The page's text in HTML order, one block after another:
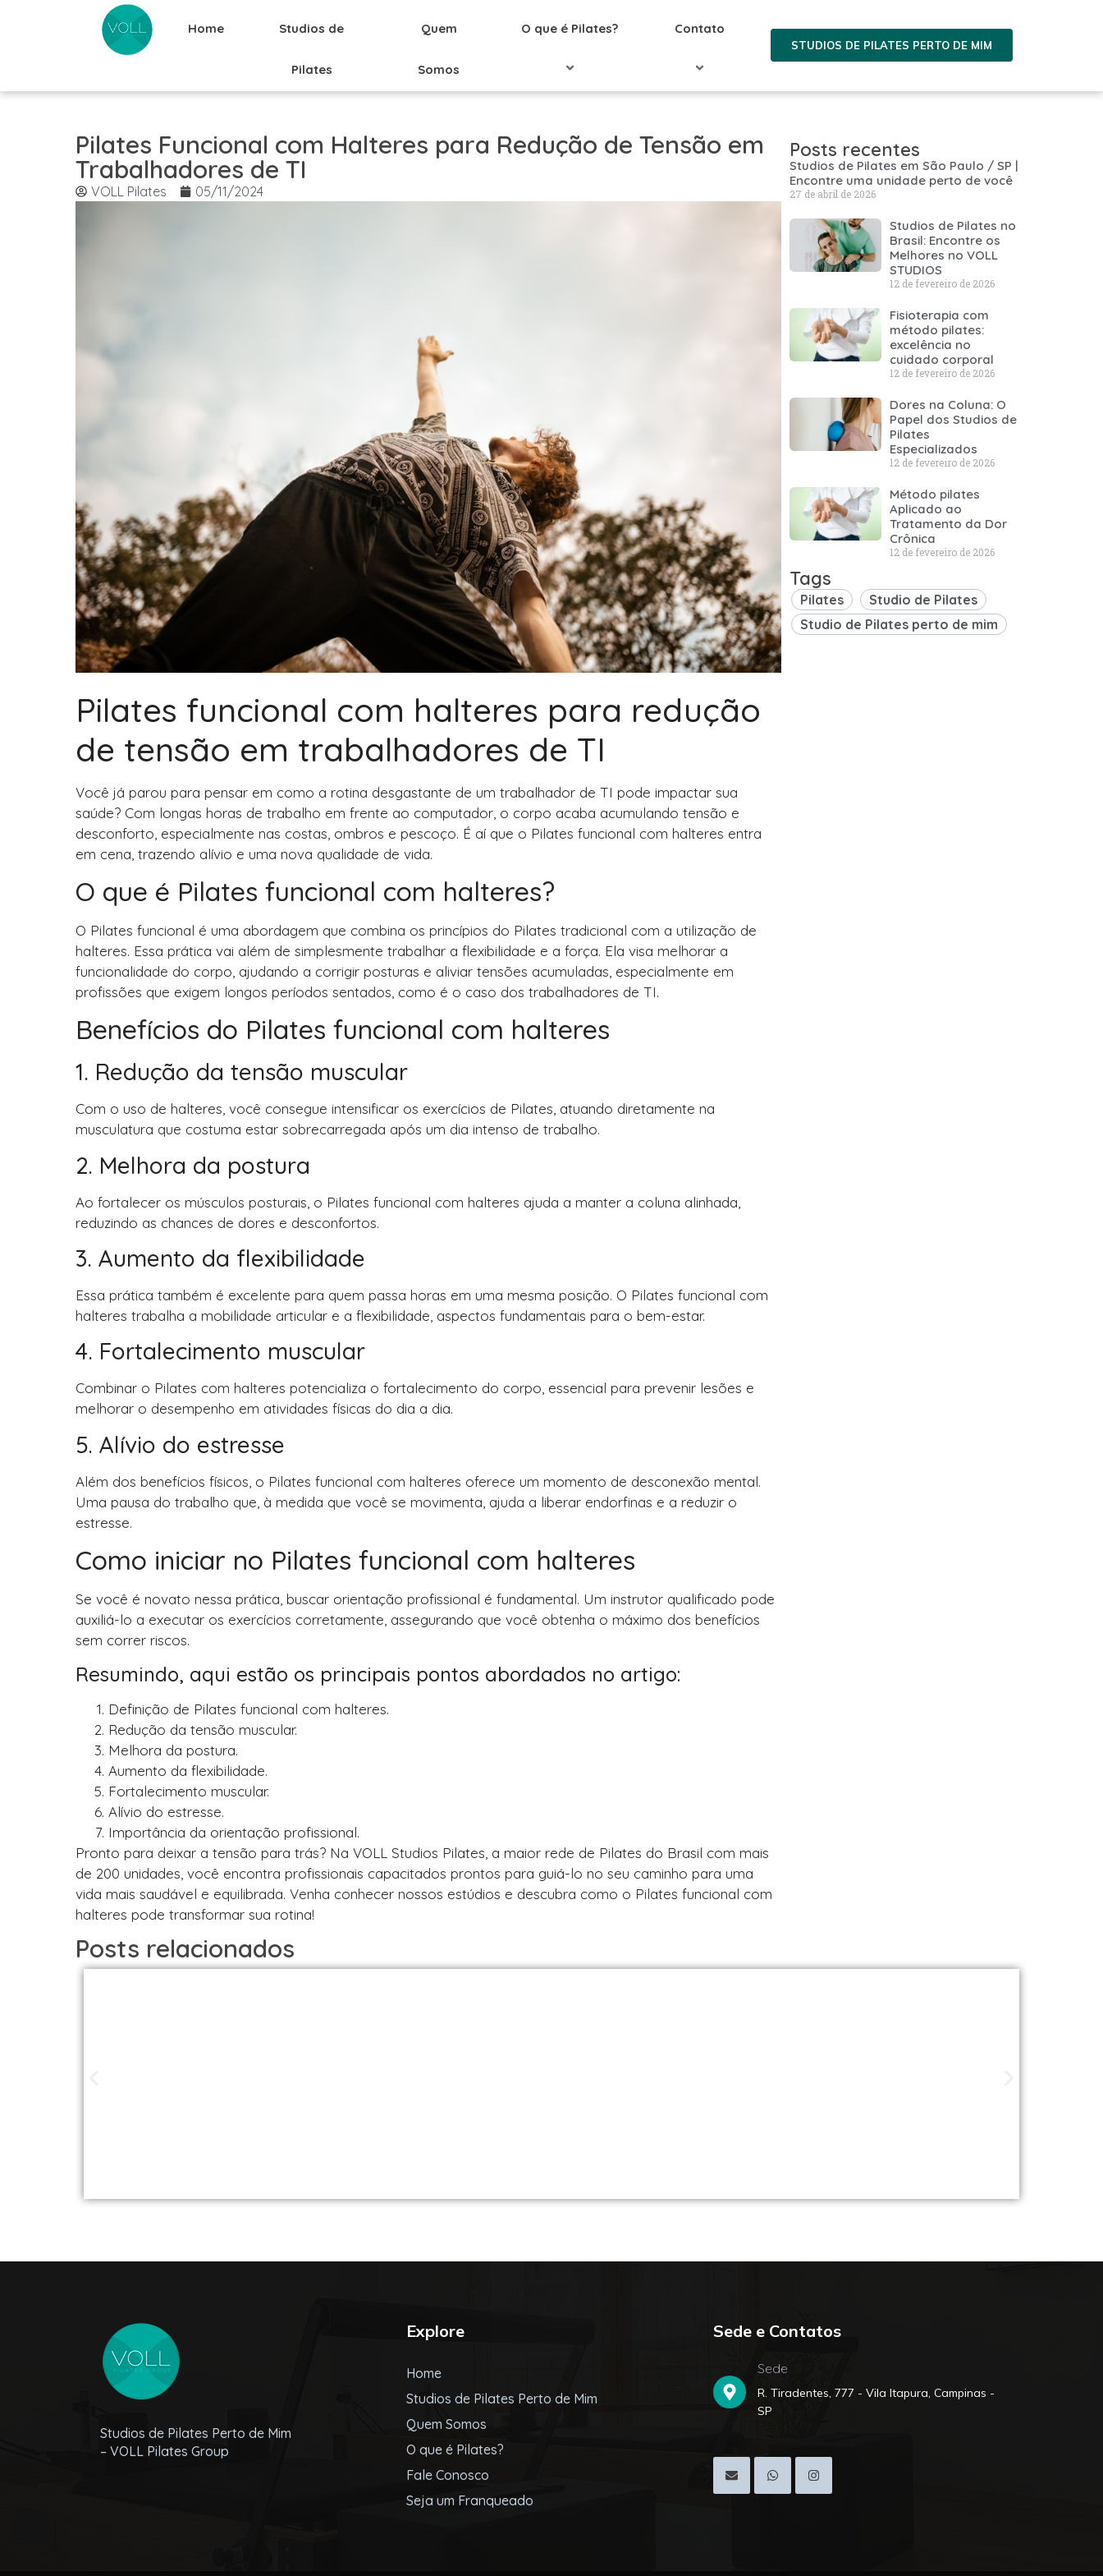
Home Studios de
Pilates
Quem
Somos
O que é Pilates? Contato
STUDIOS DE PILATES PERTO DE MIM
Pilates Funcional com Halteres para Redução de Tensão em
Trabalhadores de TI
VOLL Pilates 05/11/2024
Pilates funcional com halteres para redução
de tensão em trabalhadores de TI
Você já parou para pensar em como a rotina desgastante de um trabalhador de TI pode impactar sua
saúde? Com longas horas de trabalho em frente ao computador, o corpo acaba acumulando tensão e
desconforto, especialmente nas costas, ombros e pescoço. É aí que o Pilates funcional com halteres entra
em cena, trazendo alívio e uma nova qualidade de vida.
O que é Pilates funcional com halteres?
O Pilates funcional é uma abordagem que combina os princípios do Pilates tradicional com a utilização de
halteres. Essa prática vai além de simplesmente trabalhar a flexibilidade e a força. Ela visa melhorar a
funcionalidade do corpo, ajudando a corrigir posturas e aliviar tensões acumuladas, especialmente em
profissões que exigem longos períodos sentados, como é o caso dos trabalhadores de TI.
Benefícios do Pilates funcional com halteres
1. Redução da tensão muscular
Com o uso de halteres, você consegue intensificar os exercícios de Pilates, atuando diretamente na
musculatura que costuma estar sobrecarregada após um dia intenso de trabalho.
2. Melhora da postura
Ao fortalecer os músculos posturais, o Pilates funcional com halteres ajuda a manter a coluna alinhada,
reduzindo as chances de dores e desconfortos.
3. Aumento da flexibilidade
Essa prática também é excelente para quem passa horas em uma mesma posição. O Pilates funcional com
halteres trabalha a mobilidade articular e a flexibilidade, aspectos fundamentais para o bem-estar.
4. Fortalecimento muscular
Combinar o Pilates com halteres potencializa o fortalecimento do corpo, essencial para prevenir lesões e
melhorar o desempenho em atividades físicas do dia a dia.
5. Alívio do estresse
Além dos benefícios físicos, o Pilates funcional com halteres oferece um momento de desconexão mental.
Uma pausa do trabalho que, à medida que você se movimenta, ajuda a liberar endorfinas e a reduzir o
estresse.
Como iniciar no Pilates funcional com halteres
Se você é novato nessa prática, buscar orientação profissional é fundamental. Um instrutor qualificado pode
auxiliá-lo a executar os exercícios corretamente, assegurando que você obtenha o máximo dos benefícios
sem correr riscos.
Resumindo, aqui estão os principais pontos abordados no artigo:
Definição de Pilates funcional com halteres.
Redução da tensão muscular.
Melhora da postura.
Aumento da flexibilidade.
Fortalecimento muscular.
Alívio do estresse.
Importância da orientação profissional.
Pronto para deixar a tensão para trás? Na VOLL Studios Pilates, a maior rede de Pilates do Brasil com mais
de 200 unidades, você encontra profissionais capacitados prontos para guiá-lo no seu caminho para uma
vida mais saudável e equilibrada. Venha conhecer nossos estúdios e descubra como o Pilates funcional com
halteres pode transformar sua rotina!
Posts recentes
Studios de Pilates em São Paulo / SP |
Encontre uma unidade perto de você
27 de abril de 2026
Studios de Pilates no
Brasil: Encontre os
Melhores no VOLL
STUDIOS
12 de fevereiro de 2026
Fisioterapia com
método pilates:
excelência no
cuidado corporal
12 de fevereiro de 2026
Dores na Coluna: O
Papel dos Studios de
Pilates
Especializados
12 de fevereiro de 2026
Método pilates
Aplicado ao
Tratamento da Dor
Crônica
12 de fevereiro de 2026
Tags
Pilates
Studio de Pilates
Studio de Pilates perto de mim
Posts relacionados
Studios de Pilates Perto de Mim
– VOLL Pilates Group
Explore
Home
Studios de Pilates Perto de Mim
Quem Somos
O que é Pilates?
Fale Conosco
Seja um Franqueado
Sede e Contatos
Sede
R. Tiradentes, 777 - Vila Itapura, Campinas -
SP